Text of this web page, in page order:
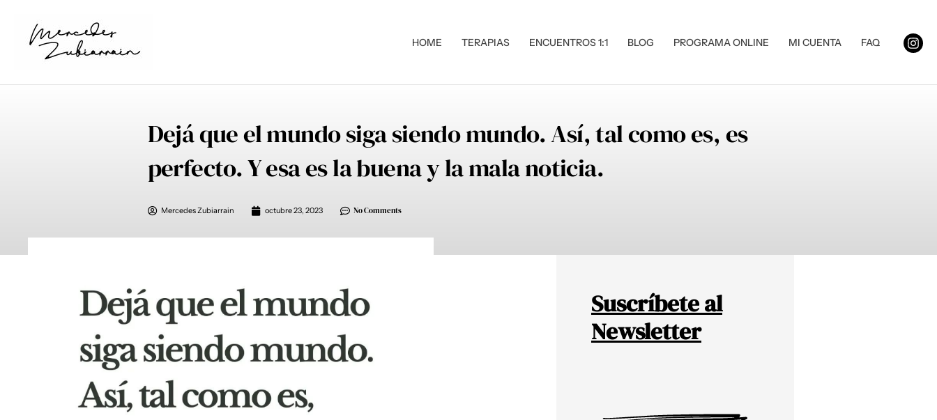
contenido
HOME TERAPIAS ENCUENTROS 1:1 BLOG PROGRAMA ONLINE MI CUENTA FAQ
Dejá que el mundo siga siendo mundo. Así, tal como es, es
perfecto. Y esa es la buena y la mala noticia.
Mercedes Zubiarrain octubre 23, 2023 No Comments
Suscríbete al
Newsletter